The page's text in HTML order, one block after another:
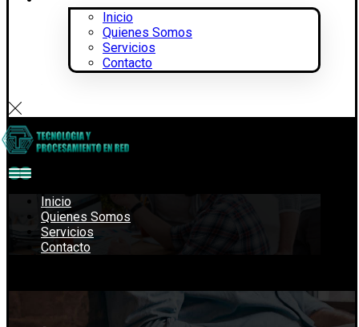
Inicio
Quienes Somos
Servicios
Contacto
Inicio
Quienes Somos
Servicios
Contacto